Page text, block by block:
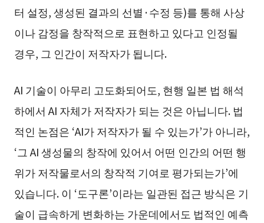
터 설정, 생성된 결과의 선별·수정 등)를 통해 사상
이나 감정을 창작적으로 표현하고 있다고 인정될
경우, 그 인간이 저작자가 됩니다.
AI 기술이 아무리 고도화되어도, 현행 일본 법 해석
하에서 AI 자체가 저작자가 되는 것은 아닙니다. 법
적인 논점은 ‘AI가 저작자가 될 수 있는가’가 아니라,
‘그 AI 생성물의 창작에 있어서 어떤 인간의 어떤 행
위가 저작물로서의 창작적 기여로 평가되는가’에
있습니다. 이 ‘도구론’이라는 일관된 접근 방식은 기
술이 급속하게 변화하는 가운데에서도 법적인 예측